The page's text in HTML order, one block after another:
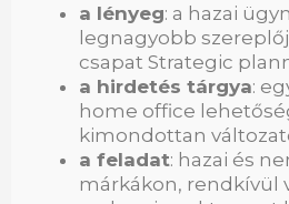
a lényeg: a hazai
legnagyobb
csapat Strategic
a hirdetés tárgya:
home office
kimondottan
a feladat: hazai és
márkákon, rendkívül